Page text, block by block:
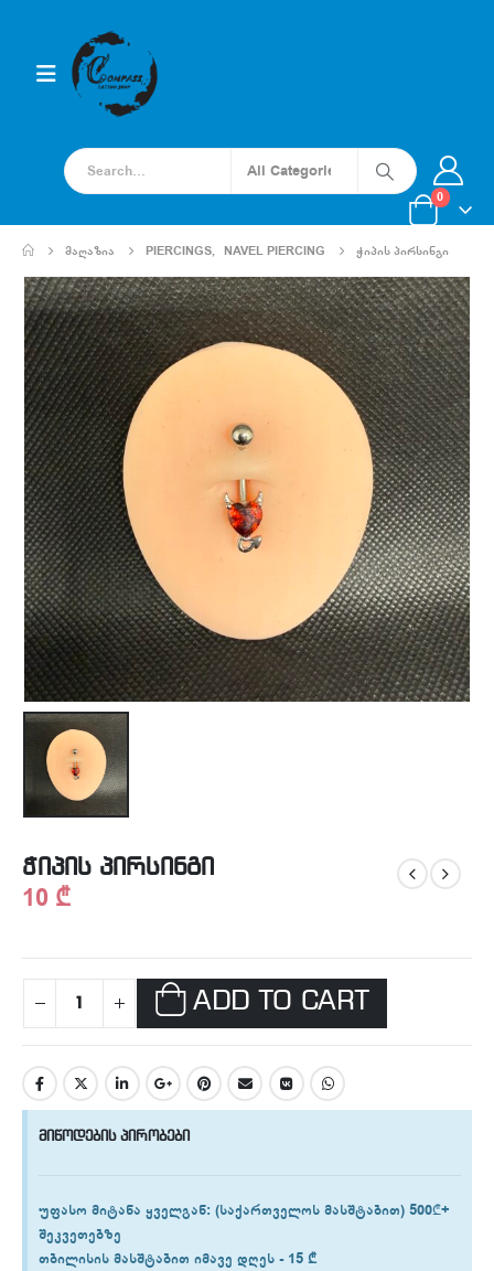
0
ᲛᲐᲦᲐᲖᲘᲐ PIERCINGS, NAVEL PIERCING ᲭᲘᲞᲘᲡ ᲞᲘᲠᲡᲘᲜᲒᲘ
ჭიპის პირსინგი
10 ₾
ADD TO CART
მიწოდების პირობები
უფასო მიტანა ყველგან: (საქართველოს მასშტაბით) 500₾+
შეკვეთებზე
თბილისის მასშტაბით იმავე დღეს -15 ₾